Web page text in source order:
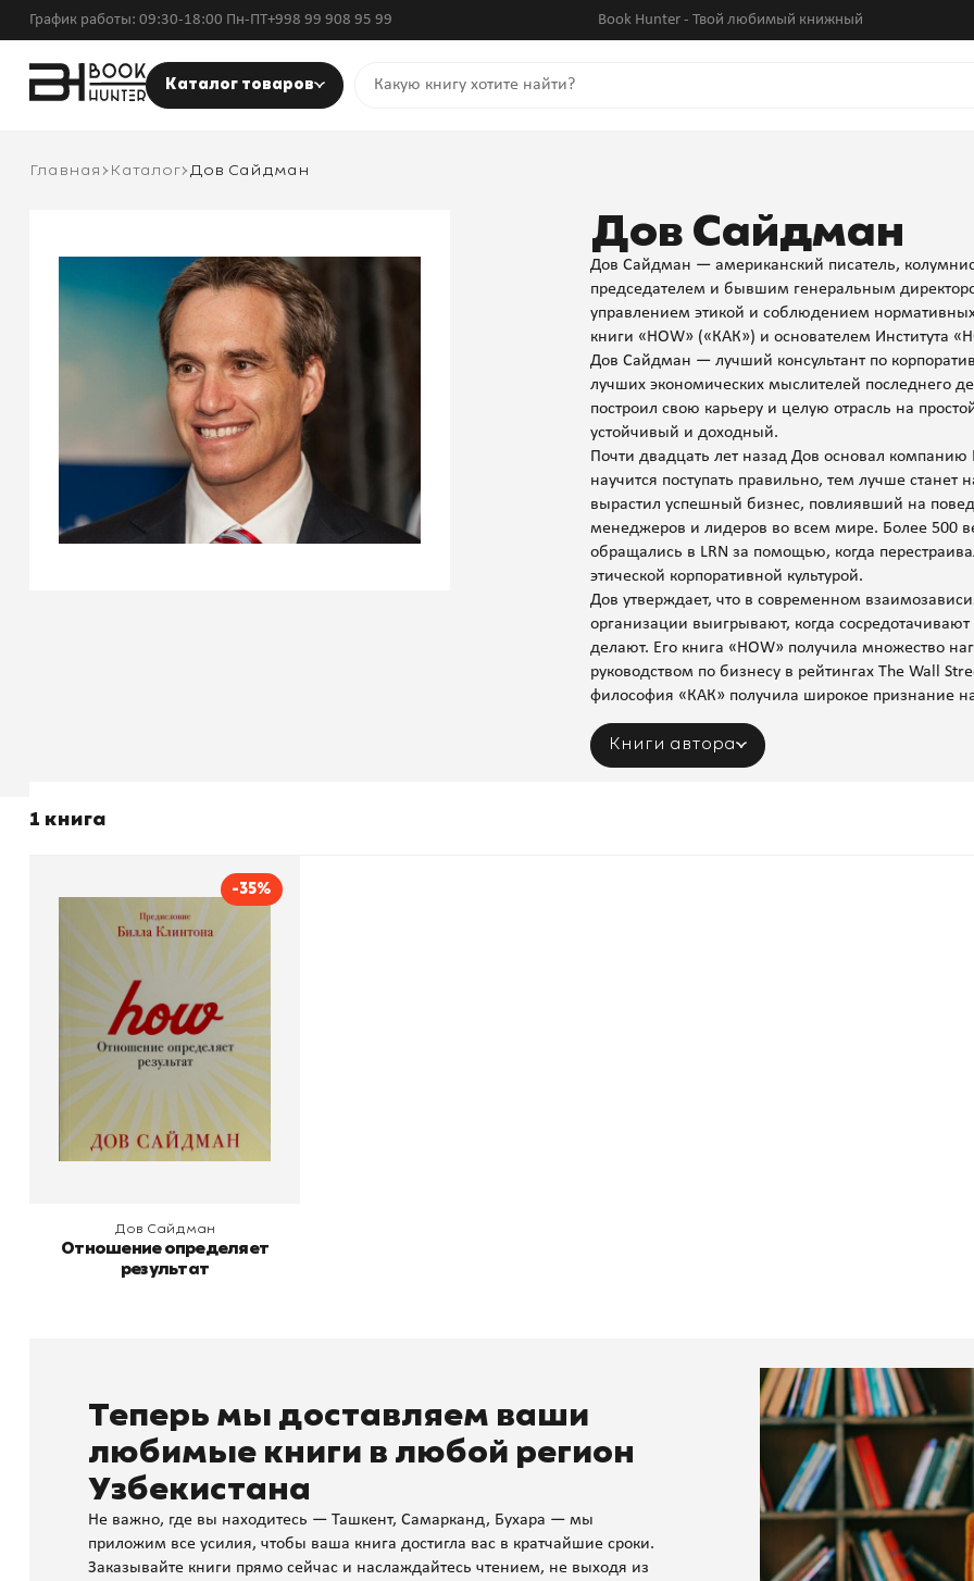
График работы: 09:30-18:00 Пн-ПТ+998 99 908 95 99 Book Hunter - Твой любимый книжный
Каталог товаров
Главная Каталог Дов Сайдман
Дов Сайдман
Дов Сайдман — американский писатель,
председателем и бывшим генеральным
управлением этикой и соблюдением
книги «HOW» («КАК») и основателем Института
Дов Сайдман — лучший консультант по
лучших экономических мыслителей последнего
построил свою карьеру и целую отрасль на
устойчивый и доходный.
Почти двадцать лет назад Дов основал
научится поступать правильно, тем лучше
вырастил успешный бизнес, повлиявший на
менеджеров и лидеров во всем мире. Более 500
обращались в LRN за помощью, когда
этической корпоративной культурой.
Дов утверждает, что в современном
организации выигрывают, когда
делают. Его книга «HOW» получила множество
руководством по бизнесу в рейтингах The Wall
философия «КАК» получила широкое признание
Книги автора
1 книга
-35%
Отношение определяет
результат
Автор
Дов Сайдман
Издательство
Манн, Иванов и Фербер
В корзину
Дов Сайдман
Отношение определяет
результат
Теперь мы доставляем ваши
любимые книги в любой регион
Узбекистана
Не важно, где вы находитесь — Ташкент, Самарканд, Бухара — мы
приложим все усилия, чтобы ваша книга достигла вас в кратчайшие сроки.
Заказывайте книги прямо сейчас и наслаждайтесь чтением, не выходя из